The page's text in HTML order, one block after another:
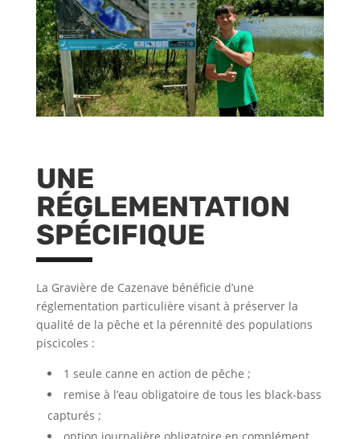
UNE
RÉGLEMENTATION
SPÉCIFIQUE
La Gravière de Cazenave bénéficie d’une
réglementation particulière visant à préserver la
qualité de la pêche et la pérennité des populations
piscicoles :
1 seule canne en action de pêche ;
remise à l’eau obligatoire de tous les black-bass
capturés ;